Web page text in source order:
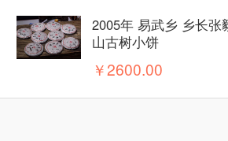
2005年 易武乡 乡长张毅制作 ——易武深
山古树小饼
￥2600.00